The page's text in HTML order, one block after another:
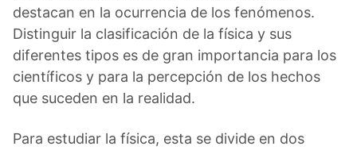
destacan en la ocurrencia de los fenómenos.
Distinguir la clasificación de la física y sus
diferentes tipos es de gran importancia para los
científicos y para la percepción de los hechos
que suceden en la realidad.
Para estudiar la física, esta se divide en dos